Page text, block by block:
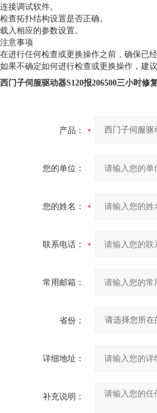
连接调试软件。
检查拓扑结构设置是否正确。
载入相应的参数设置。
注意事项
在进行任何检查或更换操作之前，确保已
如果不确定如何进行检查或更换操作，建
西门子伺服驱动器S120报206500三小时修复
产品：
您的单位：
您的姓名：
联系电话：
常用邮箱：
省份：
详细地址：
补充说明：